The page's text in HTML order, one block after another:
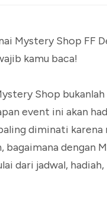
Mystery Shop FF
kamu baca!
Shop bukanlah
event ini akan
diminati
bagaimana dengan
dari jadwal,